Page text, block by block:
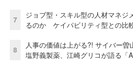
7
ジョブ型・スキル型の人材マネジ
るのか ケイパビリティ型との比
8
人事の価値は上がる?! サイバー曽
塩野義製薬、江崎グリコが語る「